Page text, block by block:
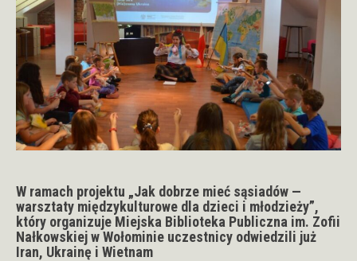
W ramach projektu „Jak dobrze mieć sąsiadów —
warsztaty międzykulturowe dla dzieci i młodzieży”,
który organizuje Miejska Biblioteka Publiczna im. Zofii
Nałkowskiej w Wołominie uczestnicy odwiedzili już
Iran, Ukrainę i Wietnam